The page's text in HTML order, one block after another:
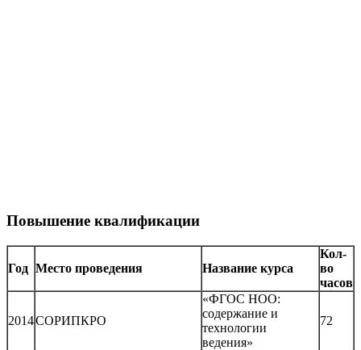
Повышение квалификации
Год Место проведения Название курса
Кол-
во
часов
2014СОРИПКРО
«ФГОС НОО:
содержание и
технологии
ведения»
72